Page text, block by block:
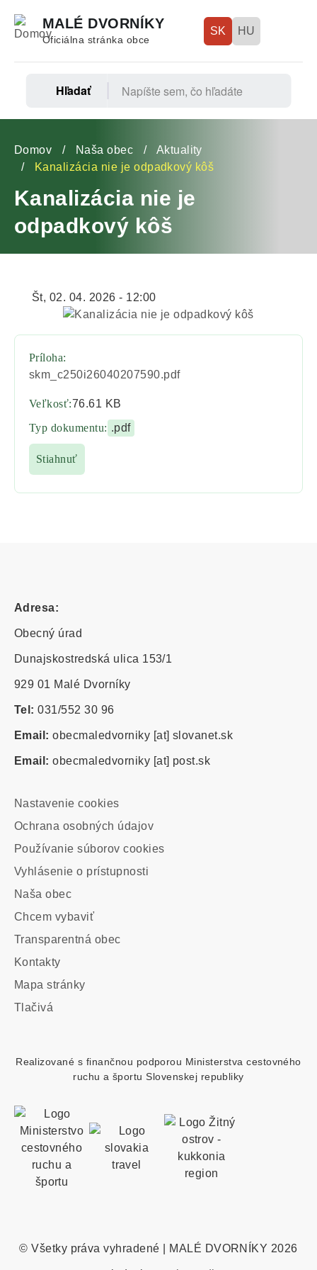
obsah
MALÉ DVORNÍKY
Oficiálna stránka obce
SK HU
Hľadať
Omrvinka
Domov Naša obec
Aktuality
Kanalizácia nie je odpadkový kôš
Kanalizácia nie je
odpadkový kôš
Št, 02. 04. 2026 - 12:00
Príloha:
skm_c250i26040207590.pdf
Veľkosť:76.61 KB
Typ dokumentu: .pdf
Stiahnuť
Adresa:
Obecný úrad
Dunajskostredská ulica 153/1
929 01 Malé Dvorníky
Tel: 031/552 30 96
Email: obecmaledvorniky [at] slovanet.sk
Email: obecmaledvorniky [at] post.sk
Main
navigation
Naša obec
Chcem vybaviť
Transparentná obec
Kontakty
Footer
custom
Mapa stránky
Tlačivá
Footer
-
Nastavenie cookies
Ochrana osobných údajov
Používanie súborov cookies
Vyhlásenie o prístupnosti
Realizované s finančnou podporou Ministerstva cestovného
ruchu a športu Slovenskej republiky
© Všetky práva vyhradené | MALÉ DVORNÍKY 2026